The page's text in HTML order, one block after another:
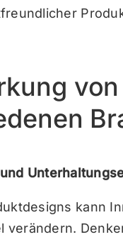
kann
verändern.